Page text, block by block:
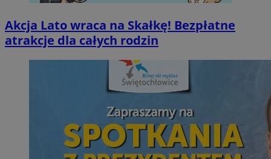
Akcja Lato wraca na Skałkę! Bezpłatne
atrakcje dla całych rodzin